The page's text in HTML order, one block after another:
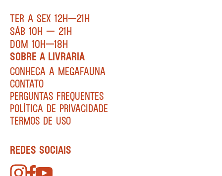
TER A SEX 12H—21H
SÁB 10H — 21H
DOM 10H—18H
SOBRE A LIVRARIA
CONHEÇA A MEGAFAUNA
CONTATO
PERGUNTAS FREQUENTES
POLÍTICA DE PRIVACIDADE
TERMOS DE USO
REDES SOCIAIS